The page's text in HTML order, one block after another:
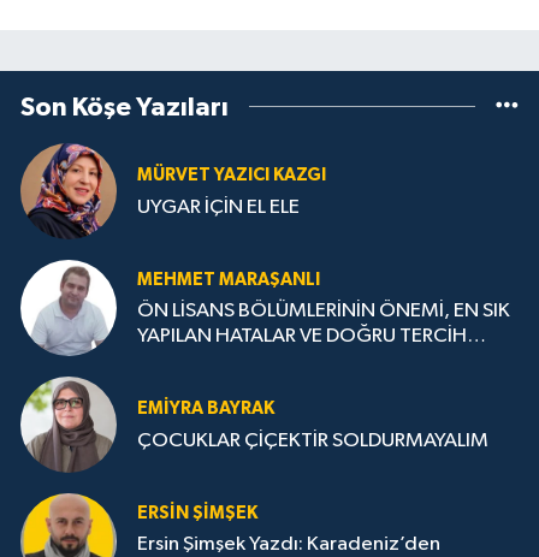
Son Köşe Yazıları
MÜRVET YAZICI KAZGI
UYGAR İÇİN EL ELE
MEHMET MARAŞANLI
ÖN LİSANS BÖLÜMLERİNİN ÖNEMİ, EN SIK
YAPILAN HATALAR VE DOĞRU TERCİH
EMIYRA BAYRAK
ÇOCUKLAR ÇİÇEKTİR SOLDURMAYALIM
ERSIN ŞIMŞEK
Ersin Şimşek Yazdı: Karadeniz’den